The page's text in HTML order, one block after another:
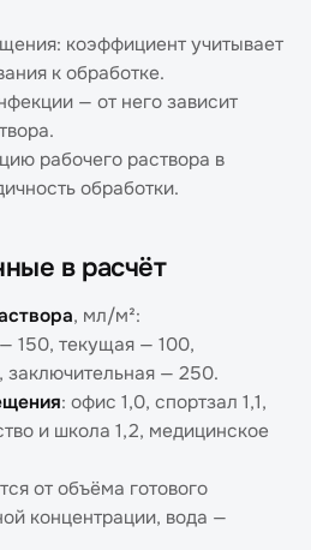
коэффициент учитывает
к обработке.
— от него зависит
рабочего раствора в
обработки.
в расчёт
, мл/м²:
150, текущая — 100,
заключительная — 250.
: офис 1,0, спортзал 1,1,
и школа 1,2, медицинское
от объёма готового
концентрации, вода —